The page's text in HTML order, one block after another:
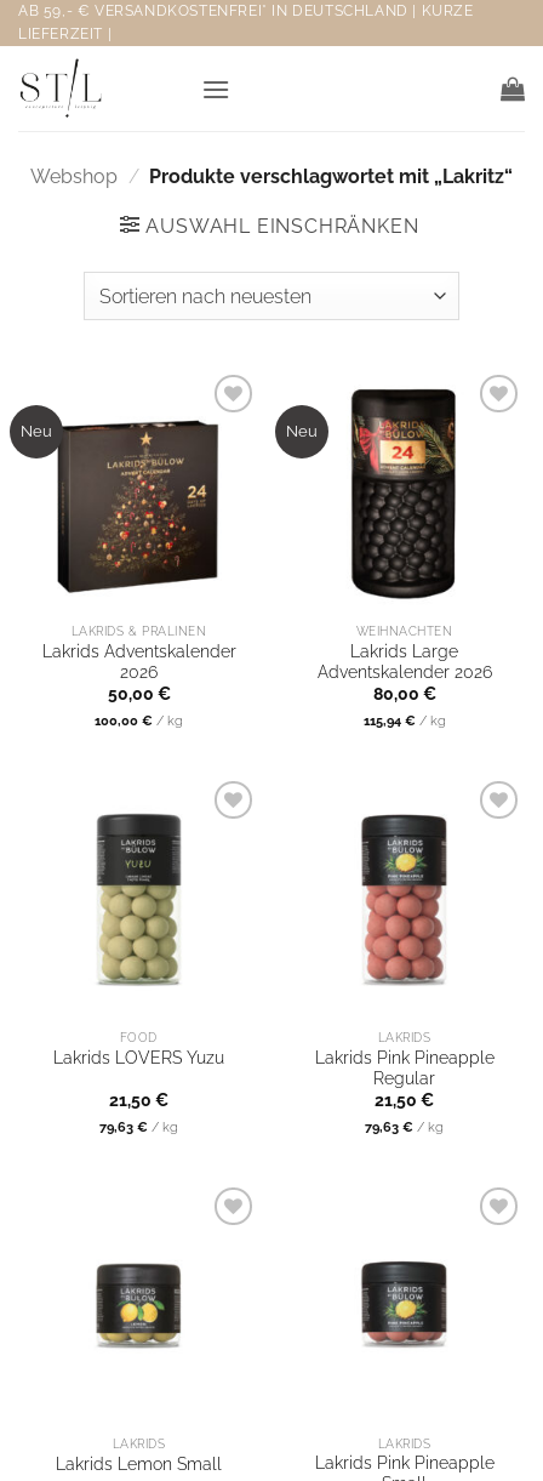
Zum
Inhalt
springen
AB 59,- € VERSANDKOSTENFREI* IN DEUTSCHLAND | KURZE
LIEFERZEIT |
Webshop / Produkte verschlagwortet mit „Lakritz“
AUSWAHL EINSCHRÄNKEN
Neu
LAKRIDS & PRALINEN
Lakrids Adventskalender
2026
50,00 €
100,00 € / kg
Neu
WEIHNACHTEN
Lakrids Large
Adventskalender 2026
80,00 €
115,94 € / kg
FOOD
Lakrids LOVERS Yuzu
21,50 €
79,63 € / kg
LAKRIDS
Lakrids Pink Pineapple
Regular
21,50 €
79,63 € / kg
LAKRIDS
Lakrids Lemon Small
LAKRIDS
Lakrids Pink Pineapple